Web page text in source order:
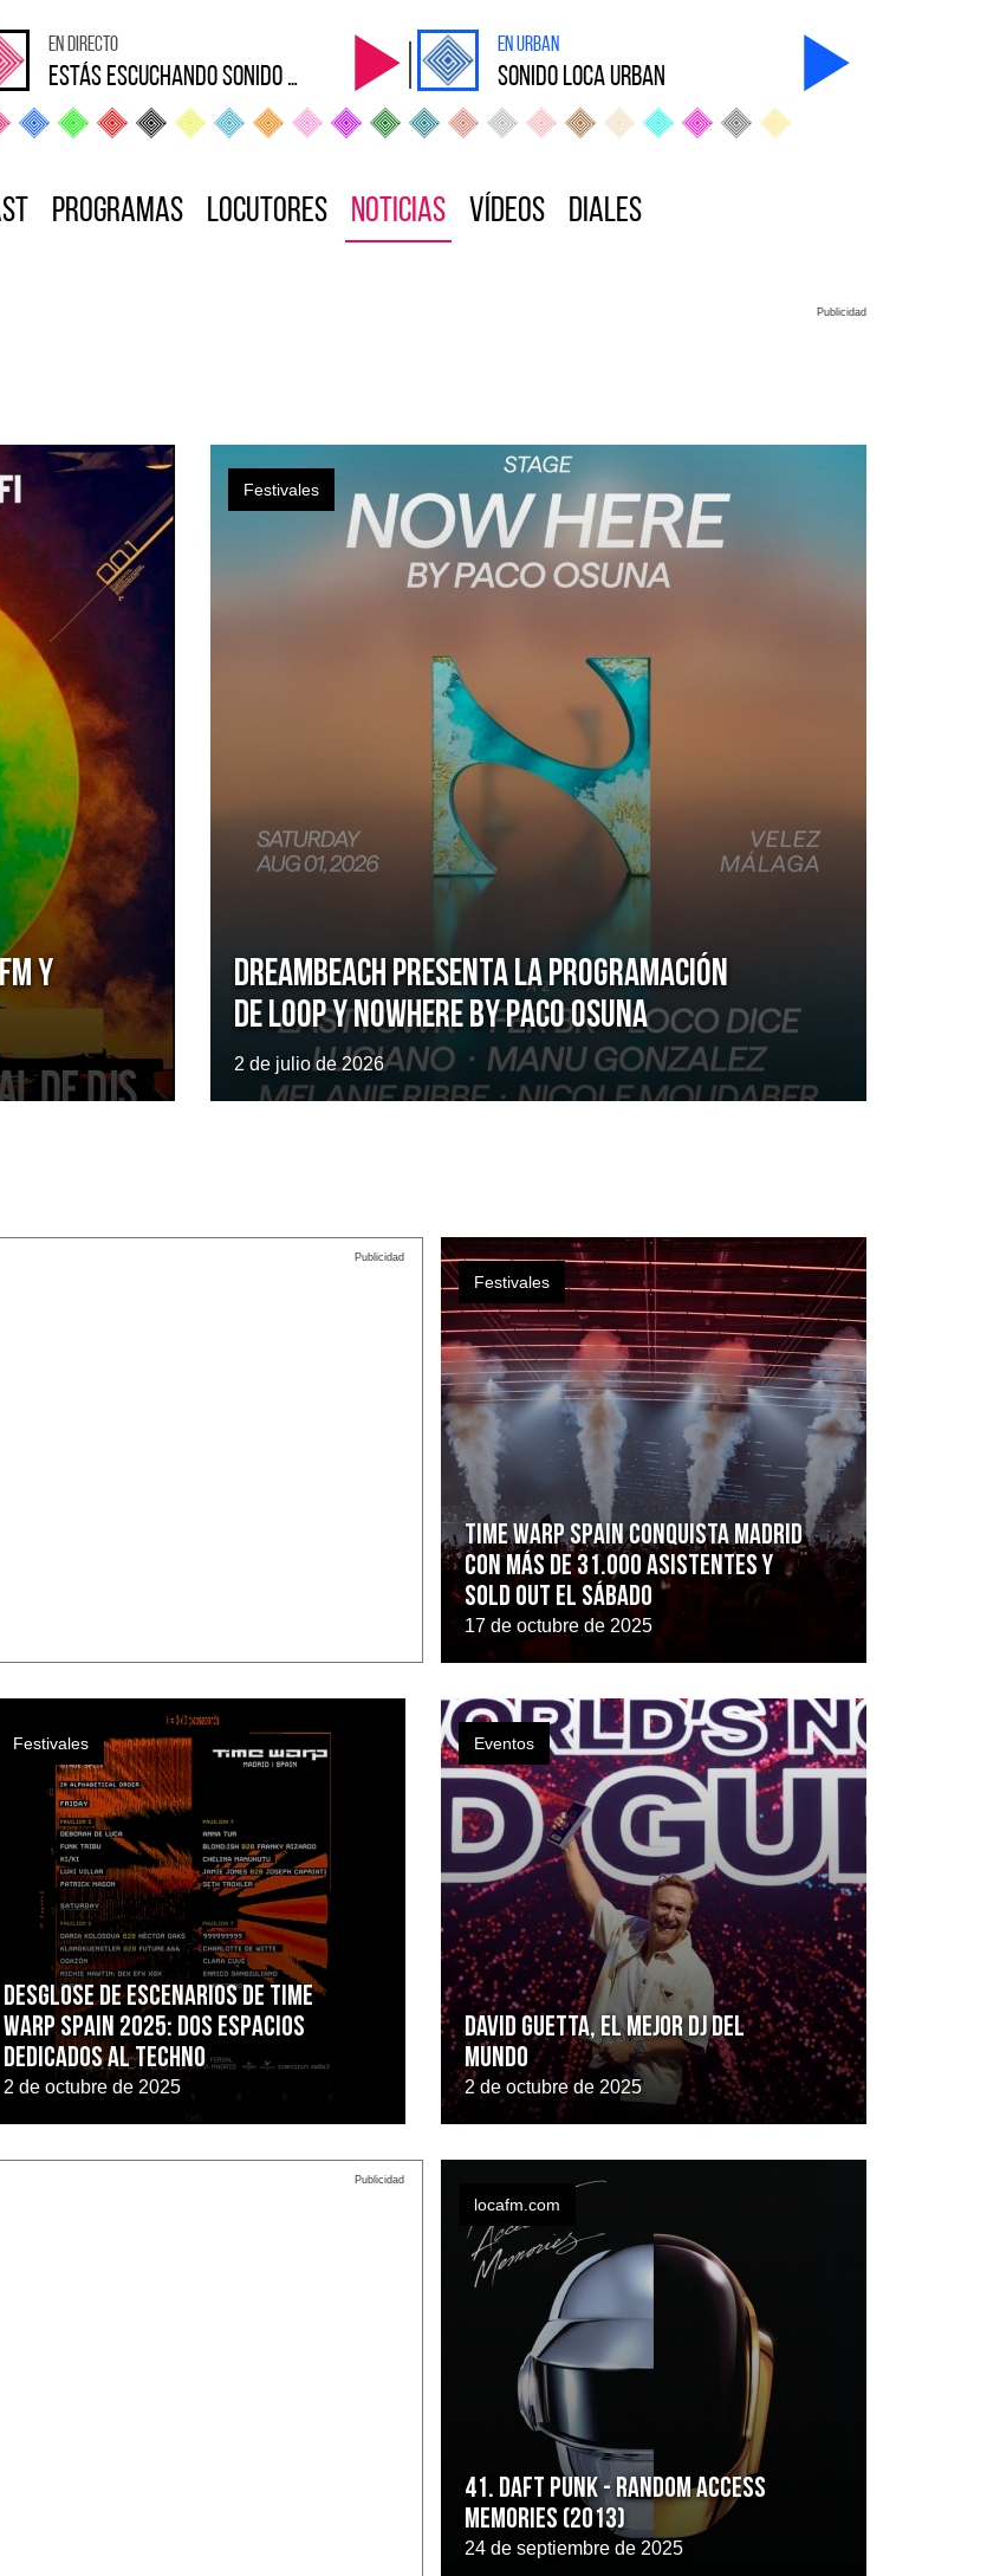
en directo
Estás escuchando sonido Loca
en Urban
sonido Loca Urban
Programas Locutores Noticias Vídeos Diales
Publicidad
y
Dreambeach presenta la programación
de LOOP y Nowhere by Paco Osuna
2 de julio de 2026
Festivales
Publicidad
Time Warp Spain conquista Madrid
con más de 31.000 asistentes y
Sold Out el sábado
17 de octubre de 2025
Festivales
Desglose de escenarios de Time
Warp Spain 2025: dos espacios
dedicados al techno
2 de octubre de 2025
Festivales
David Guetta, el mejor DJ del
mundo
2 de octubre de 2025
Eventos
Publicidad
41. DAFT PUNK - RANDOM ACCESS
MEMORIES (2013)
24 de septiembre de 2025
locafm.com